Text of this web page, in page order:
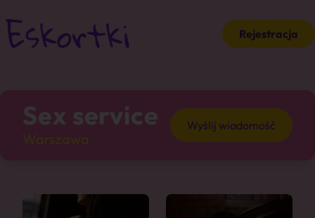
Rejestracja
Sex service Wyślij wiadomość